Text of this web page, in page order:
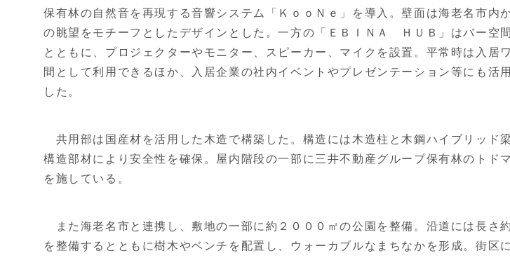
保有林の自然音を再現する音響システム「ＫｏｏＮｅ」を導入。壁面は海老名市内
の眺望をモチーフとしたデザインとした。一方の「ＥＢＩＮＡ ＨＵＢ」はバー空
とともに、プロジェクターやモニター、スピーカー、マイクを設置。平常時は入居
間として利用できるほか、入居企業の社内イベントやプレゼンテーション等にも活
した。
共用部は国産材を活用した木造で構築した。構造には木造柱と木鋼ハイブリッド
構造部材により安全性を確保。屋内階段の一部に三井不動産グループ保有林のトド
を施している。
また海老名市と連携し、敷地の一部に約２０００㎡の公園を整備。沿道には長さ
を整備するとともに樹木やベンチを配置し、ウォーカブルなまちなかを形成。街区